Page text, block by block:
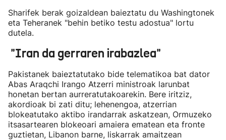
Sharifek berak goizaldean baieztatu du Washingtonek
eta Teheranek "behin betiko testu adostua" lortu
dutela.
"Iran da gerraren irabazlea"
Pakistanek baieztatutako bide telematikoa bat dator
Abas Araqchi Irango Atzerri ministroak larunbat
honetan bertan aurreratutakoarekin. Bere iritziz,
akordioak bi zati ditu; lehenengoa, atzerrian
blokeatutako aktibo irandarrak askatzean, Ormuzeko
itsasartearen blokeoari amaiera ematean eta fronte
guztietan, Libanon barne, liskarrak amaitzean